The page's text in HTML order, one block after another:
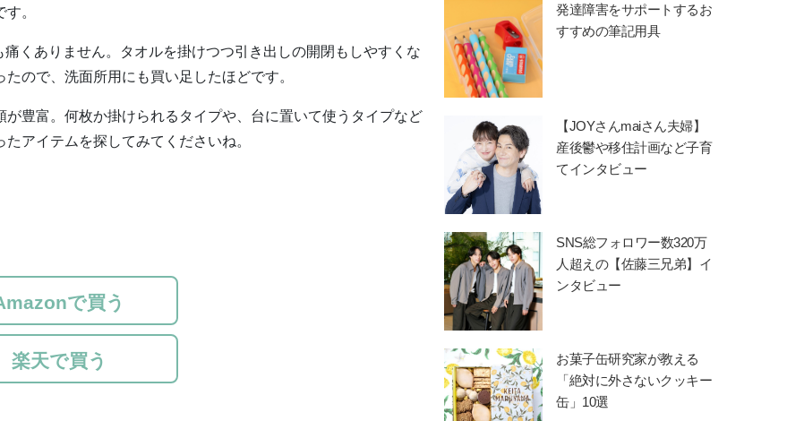
。
くありません。タオルを掛けつつ引き出しの開閉もしやすくな
ので、洗面所用にも買い足したほどです。
豊富。何枚か掛けられるタイプや、台に置いて使うタイプなど
アイテムを探してみてくださいね。
で買う
楽天で買う
発達障害をサポートするお
すすめの筆記用具
【JOYさんmaiさん夫婦】
産後鬱や移住計画など子育
てインタビュー
SNS総フォロワー数320万
人超えの【佐藤三兄弟】イ
ンタビュー
お菓子缶研究家が教える
「絶対に外さないクッキー
缶」10選